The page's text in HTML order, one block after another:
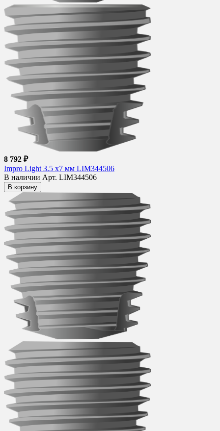
8 792 ₽
Impro Light 3.5 х7 мм LIM344506
В наличии Арт. LIM344506
В корзину